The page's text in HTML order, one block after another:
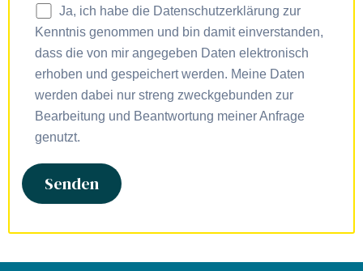
Ja, ich habe die Datenschutzerklärung zur
Kenntnis genommen und bin damit einverstanden,
dass die von mir angegeben Daten elektronisch
erhoben und gespeichert werden. Meine Daten
werden dabei nur streng zweckgebunden zur
Bearbeitung und Beantwortung meiner Anfrage
genutzt.